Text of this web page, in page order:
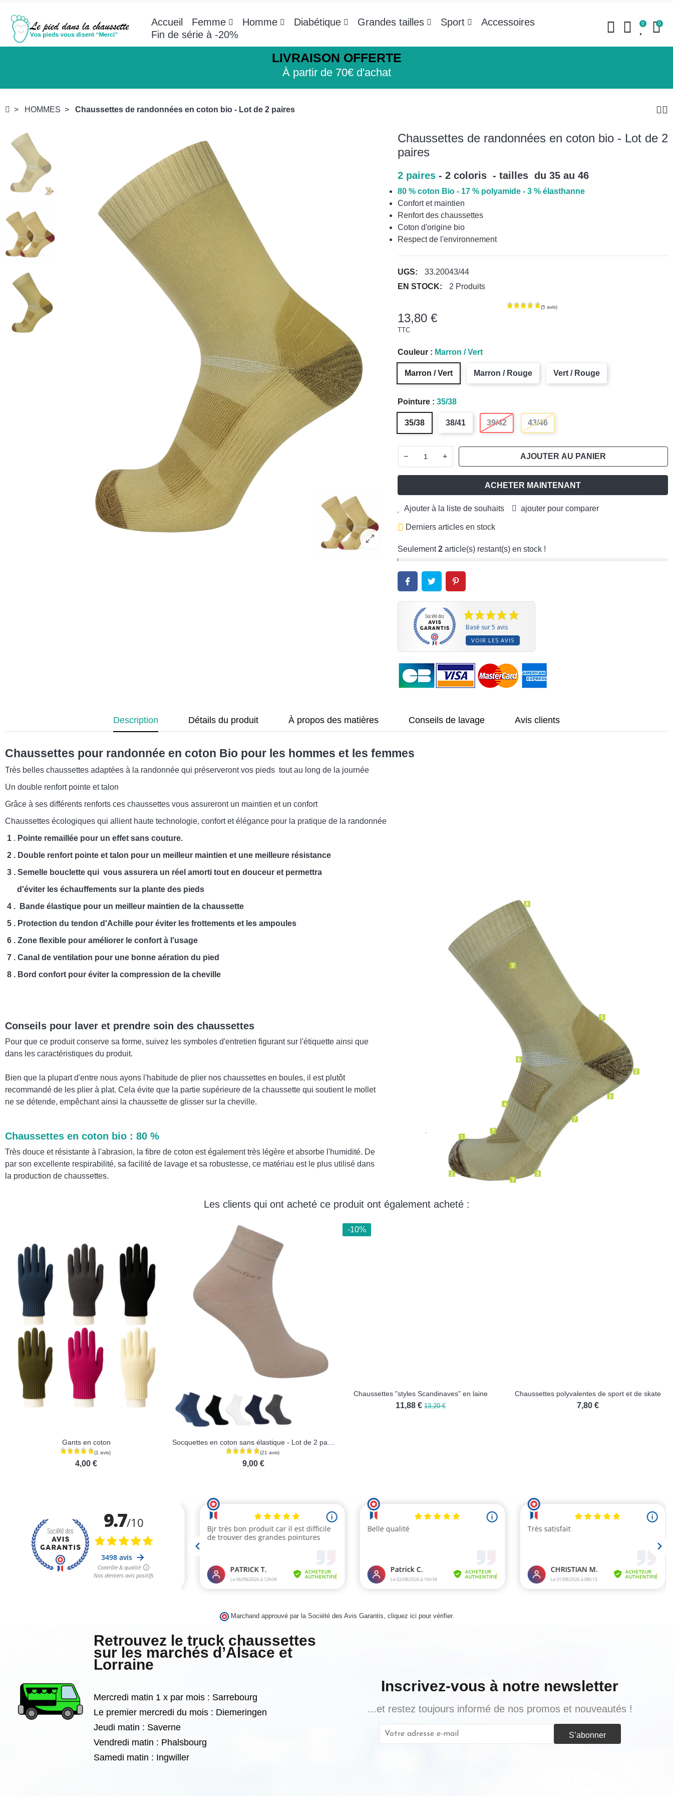
Accueil Femme Homme Diabétique Grandes tailles Sport
Accessoires
Fin de série à -20%
0 0
LIVRAISON OFFERTE
À partir de 70€ d'achat
HOMMES Chaussettes de randonnées en coton bio - Lot de 2 paires
Chaussettes de randonnées en coton bio - Lot de 2
paires
2 paires- 2 coloris - tailles du 35 au 46
80 % coton Bio - 17 % polyamide - 3 % élasthanne
Confort et maintien
Renfort des chaussettes
Coton d'origine bio
Respect de l'environnement
UGS:
33.20043/44
EN STOCK:
2 Produits
13,80 €
TTC
Couleur : Marron / Vert
Marron / Vert Marron / Rouge Vert / Rouge
Pointure : 35/38
35/38 38/41 39/42 43/46
− + AJOUTER AU PANIER
ACHETER MAINTENANT
Ajouter à la liste de souhaits ajouter pour comparer
Derniers articles en stock
Seulement2article(s) restant(s) en stock !
Basé sur 5 avis
VOIR LES AVIS
Description Détails du produit À propos des matières Conseils de lavage Avis clients
Chaussettes pour randonnée en coton Bio pour les hommes et les femmes
Très belles chaussettes adaptées à la randonnée qui préserveront vos pieds tout au long de la journée
Un double renfort pointe et talon
Grâce à ses différents renforts ces chaussettes vous assureront un maintien et un confort
Chaussettes écologiques qui allient haute technologie, confort et élégance pour la pratique de la randonnée
1 . Pointe remaillée pour un effet sans couture.
2 . Double renfort pointe et talon pour un meilleur maintien et une meilleure résistance
3 . Semelle bouclette qui vous assurera un réel amorti tout en douceur et permettra
d'éviter les échauffements sur la plante des pieds
4 . Bande élastique pour un meilleur maintien de la chaussette
5 . Protection du tendon d'Achille pour éviter les frottements et les ampoules
6 . Zone flexible pour améliorer le confort à l'usage
7 . Canal de ventilation pour une bonne aération du pied
8 . Bord confort pour éviter la compression de la cheville
Conseils pour laver et prendre soin des chaussettes
Pour que ce produit conserve sa forme, suivez les symboles d'entretien figurant sur l'étiquette ainsi que
dans les caractéristiques du produit.
Bien que la plupart d'entre nous ayons l'habitude de plier nos chaussettes en boules, il est plutôt
recommandé de les plier à plat. Cela évite que la partie supérieure de la chaussette qui soutient le mollet
ne se détende, empêchant ainsi la chaussette de glisser sur la cheville.
Chaussettes en coton bio : 80 %
Très douce et résistante à l'abrasion, la fibre de coton est également très légère et absorbe l'humidité. De
par son excellente respirabilité, sa facilité de lavage et sa robustesse, ce matériau est le plus utilisé dans
la production de chaussettes.
Les clients qui ont acheté ce produit ont également acheté :
Gants en coton
4,00 € 9,00 €
-10%
Retrouvez le truck chaussettes
sur les marchés d’Alsace et
Lorraine
Inscrivez-vous à notre newsletter
...et restez toujours informé de nos promos et nouveautés !
S’abonner